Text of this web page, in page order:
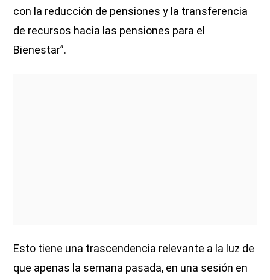
con la reducción de pensiones y la transferencia
de recursos hacia las pensiones para el
Bienestar”.
Esto tiene una trascendencia relevante a la luz de
que apenas la semana pasada, en una sesión en